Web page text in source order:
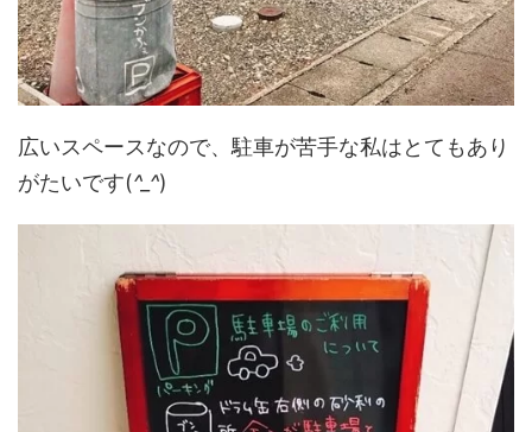
広いスペースなので、駐車が苦手な私はとてもあり
がたいです(^_^)